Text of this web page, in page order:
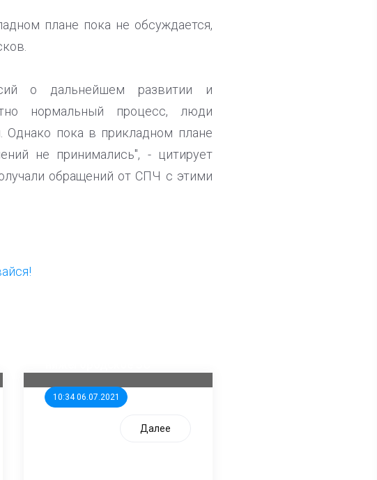
плане пока не обсуждается,
о дальнейшем развитии и
нормальный процесс, люди
пока в прикладном плане
не принимались", - цитирует
обращений от СПЧ с этими
10:34 06.07.2021
Далее